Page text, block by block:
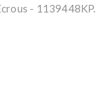
- 1139448KP.